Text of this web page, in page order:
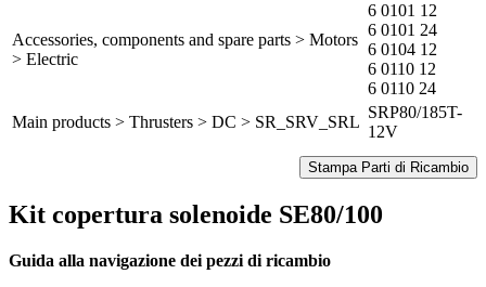
Accessories, components and spare parts > Motors
> Electric
6 0101 12
6 0101 24
6 0104 12
6 0110 12
6 0110 24
Main products > Thrusters > DC > SR_SRV_SRL
SRP80/185T-
12V
Stampa Parti di Ricambio
Kit copertura solenoide SE80/100
Guida alla navigazione dei pezzi di ricambio